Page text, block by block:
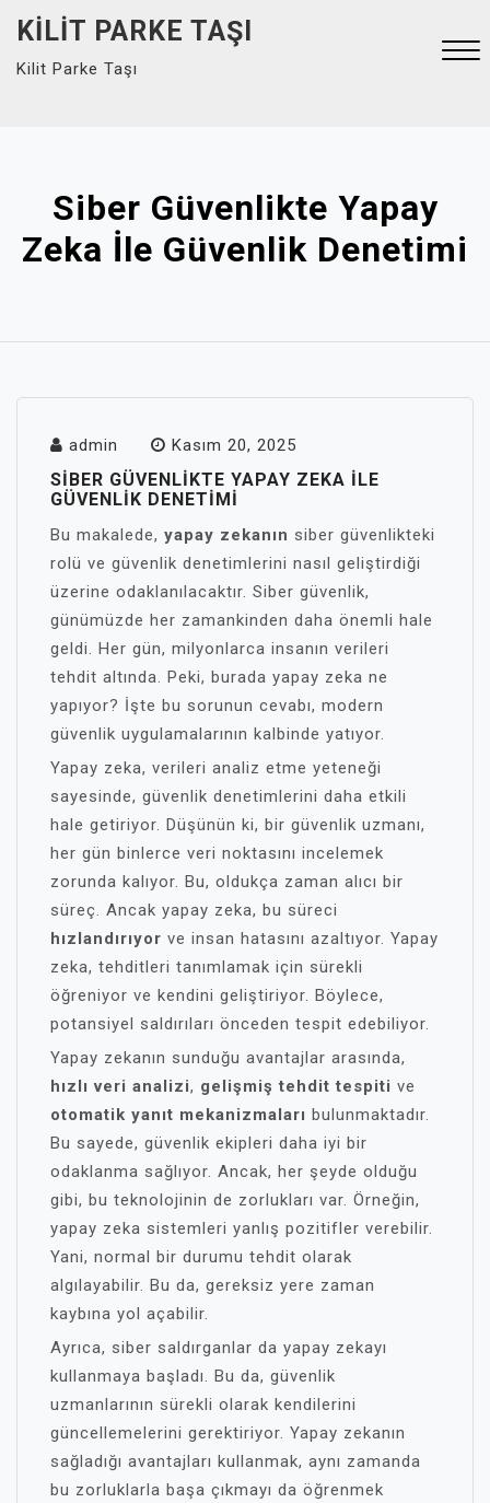
content
KILIT PARKE TAŞI
Kilit Parke Taşı
Siber Güvenlikte Yapay
Zeka İle Güvenlik Denetimi
admin Kasım 20, 2025
SIBER GÜVENLIKTE YAPAY ZEKA İLE
GÜVENLIK DENETIMI
Bu makalede, yapay zekanın siber güvenlikteki
rolü ve güvenlik denetimlerini nasıl geliştirdiği
üzerine odaklanılacaktır. Siber güvenlik,
günümüzde her zamankinden daha önemli hale
geldi. Her gün, milyonlarca insanın verileri
tehdit altında. Peki, burada yapay zeka ne
yapıyor? İşte bu sorunun cevabı, modern
güvenlik uygulamalarının kalbinde yatıyor.
Yapay zeka, verileri analiz etme yeteneği
sayesinde, güvenlik denetimlerini daha etkili
hale getiriyor. Düşünün ki, bir güvenlik uzmanı,
her gün binlerce veri noktasını incelemek
zorunda kalıyor. Bu, oldukça zaman alıcı bir
süreç. Ancak yapay zeka, bu süreci
hızlandırıyor ve insan hatasını azaltıyor. Yapay
zeka, tehditleri tanımlamak için sürekli
öğreniyor ve kendini geliştiriyor. Böylece,
potansiyel saldırıları önceden tespit edebiliyor.
Yapay zekanın sunduğu avantajlar arasında,
hızlı veri analizi, gelişmiş tehdit tespiti ve
otomatik yanıt mekanizmaları bulunmaktadır.
Bu sayede, güvenlik ekipleri daha iyi bir
odaklanma sağlıyor. Ancak, her şeyde olduğu
gibi, bu teknolojinin de zorlukları var. Örneğin,
yapay zeka sistemleri yanlış pozitifler verebilir.
Yani, normal bir durumu tehdit olarak
algılayabilir. Bu da, gereksiz yere zaman
kaybına yol açabilir.
Ayrıca, siber saldırganlar da yapay zekayı
kullanmaya başladı. Bu da, güvenlik
uzmanlarının sürekli olarak kendilerini
güncellemelerini gerektiriyor. Yapay zekanın
sağladığı avantajları kullanmak, aynı zamanda
bu zorluklarla başa çıkmayı da öğrenmek